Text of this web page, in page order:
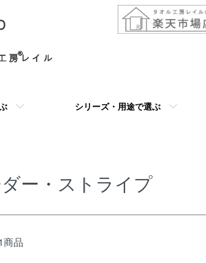
シリーズ・用途で選ぶ
ー・ストライプ
商品